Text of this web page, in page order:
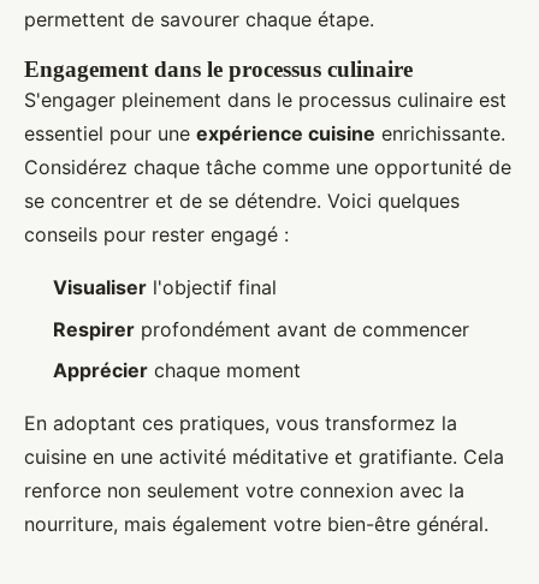
permettent de savourer chaque étape.
Engagement dans le processus culinaire
S'engager pleinement dans le processus culinaire est
essentiel pour une expérience cuisine enrichissante.
Considérez chaque tâche comme une opportunité de
se concentrer et de se détendre. Voici quelques
conseils pour rester engagé :
Visualiser l'objectif final
Respirer profondément avant de commencer
Apprécier chaque moment
En adoptant ces pratiques, vous transformez la
cuisine en une activité méditative et gratifiante. Cela
renforce non seulement votre connexion avec la
nourriture, mais également votre bien-être général.